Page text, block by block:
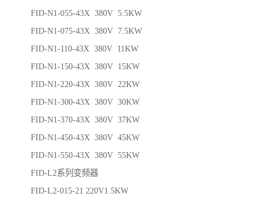
FID-N1-055-43X 380V 5.5KW
FID-N1-075-43X 380V 7.5KW
FID-N1-110-43X 380V 11KW
FID-N1-150-43X 380V 15KW
FID-N1-220-43X 380V 22KW
FID-N1-300-43X 380V 30KW
FID-N1-370-43X 380V 37KW
FID-N1-450-43X 380V 45KW
FID-N1-550-43X 380V 55KW
FID-L2系列变频器
FID-L2-015-21 220V1.5KW